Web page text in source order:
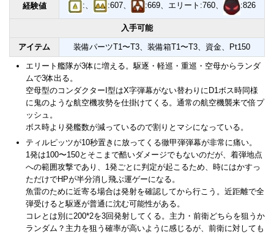
経験値 :、 :607、 :669、エリート:760、 :826
入手可能
アイテム 装備パーツT1〜T3、装備箱T1〜T3、資金、Pt150
エリート艦隊が3体に増える。駆逐・軽巡・重巡・空母からランダ
ムで3体出る。
空母型のコンダクターI型はX字弾幕がない替わりにD1ボス時同様
に鬼のような航空機攻勢を仕掛けてくる。通常の航空機襲来で倍プ
ッシュ。
ボス時より発艦数が減っているので割りとマシになっている。
ティルピッツが10秒置きに放ってくる徹甲弾弾幕が非常に痛い。
1発は100〜150とそこまで酷いダメージでもないのだが、着弾地点
への範囲攻撃であり、1発ごとに判定が起こるため、時にはかすっ
ただけでHPが半分消し飛ぶ運ゲーになる。
魚雷のために近寄る場合は発射を確認してから行こう。近距離で全
弾受けると駆逐が普通に沈む可能性がある。
コレとは別に200*2を3回発射してくる。主力・前衛どちらを狙うか
ランダム？主力を狙う確率が高いように感じるが、前衛に対しても